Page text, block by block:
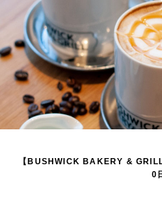
【BUSHWICK BAKERY &
0